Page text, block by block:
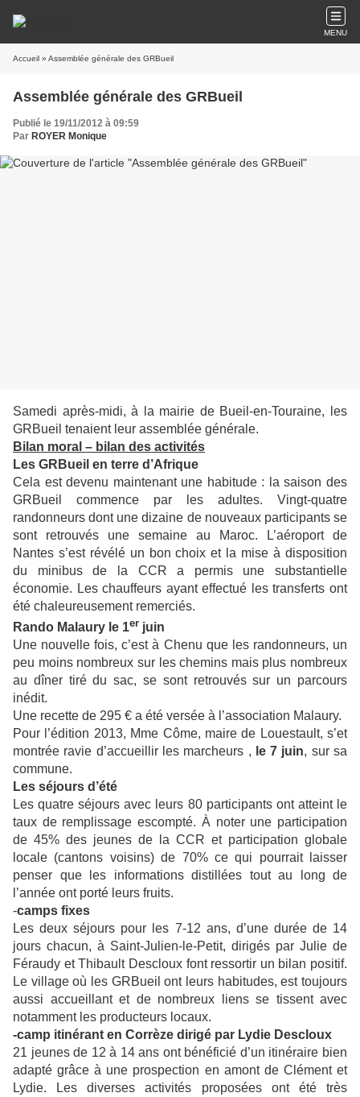
MENU
Accueil » Assemblée générale des GRBueil
Assemblée générale des GRBueil
Publié le 19/11/2012 à 09:59
Par ROYER Monique
Samedi après-midi, à la mairie de Bueil-en-Touraine, les
GRBueil tenaient leur assemblée générale.
Bilan moral – bilan des activités
Les GRBueil en terre d’Afrique
Cela est devenu maintenant une habitude : la saison des
GRBueil commence par les adultes. Vingt-quatre
randonneurs dont une dizaine de nouveaux participants se
sont retrouvés une semaine au Maroc. L’aéroport de
Nantes s’est révélé un bon choix et la mise à disposition
du minibus de la CCR a permis une substantielle
économie. Les chauffeurs ayant effectué les transferts ont
été chaleureusement remerciés.
Rando Malaury le 1er juin
Une nouvelle fois, c’est à Chenu que les randonneurs, un
peu moins nombreux sur les chemins mais plus nombreux
au dîner tiré du sac, se sont retrouvés sur un parcours
inédit.
Une recette de 295 € a été versée à l’association Malaury.
Pour l’édition 2013, Mme Côme, maire de Louestault, s’et
montrée ravie d’accueillir les marcheurs , le 7 juin, sur sa
commune.
Les séjours d’été
Les quatre séjours avec leurs 80 participants ont atteint le
taux de remplissage escompté. À noter une participation
de 45% des jeunes de la CCR et participation globale
locale (cantons voisins) de 70% ce qui pourrait laisser
penser que les informations distillées tout au long de
l’année ont porté leurs fruits.
-camps fixes
Les deux séjours pour les 7-12 ans, d’une durée de 14
jours chacun, à Saint-Julien-le-Petit, dirigés par Julie de
Féraudy et Thibault Descloux font ressortir un bilan positif.
Le village où les GRBueil ont leurs habitudes, est toujours
aussi accueillant et de nombreux liens se tissent avec
notamment les producteurs locaux.
-camp itinérant en Corrèze dirigé par Lydie Descloux
21 jeunes de 12 à 14 ans ont bénéficié d’un itinéraire bien
adapté grâce à une prospection en amont de Clément et
Lydie. Les diverses activités proposées ont été très